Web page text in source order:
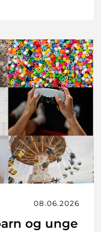
08.06.2026
og unge